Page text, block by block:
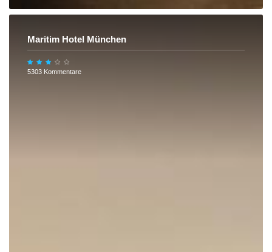
Maritim Hotel München
5303 Kommentare